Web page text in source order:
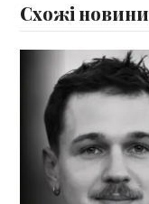
Схожі новини